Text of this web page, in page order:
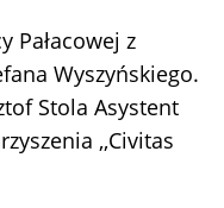
Pałacowej z
Wyszyńskiego.
Stola Asystent
,,Civitas